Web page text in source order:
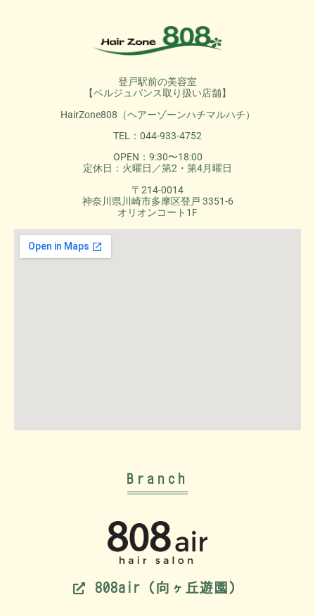
登戸駅前の美容室
【ベルジュバンス取り扱い店舗】
HairZone808（ヘアーゾーンハチマルハチ）
TEL：044-933-4752
OPEN：9:30〜18:00
定休日：火曜日／第2・第4月曜日
〒214-0014
神奈川県川崎市多摩区登戸 3351-6
オリオンコート1F
Branch
808air（向ヶ丘遊園）